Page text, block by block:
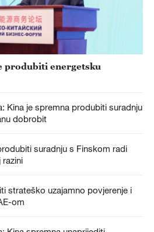
produbiti energetsku
Kina je spremna produbiti suradnju
dobrobit
suradnju s Finskom radi
razini
strateško uzajamno povjerenje i
om